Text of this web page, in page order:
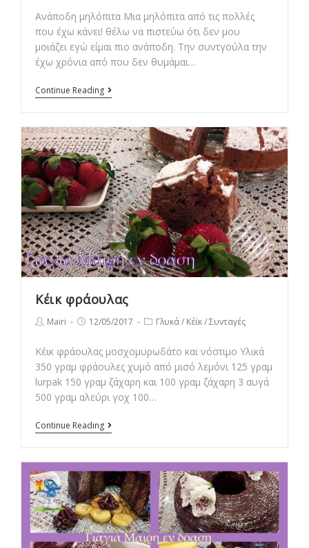
Ανάποδη μηλόπιτα Μια μηλόπιτα από τις πολλές
που έχω κάνει! θέλω να πιστεύω ότι δεν μου
μοιάζει εγώ είμαι πιο ανάποδη. Την συντγούλα την
έχω χρόνια από που δεν θυμάμαι…
Continue Reading Ανάποδη
Κέικ φράουλας
PostMairi
Post12/05/2017
PostΓλυκά/ Κέϊκ/Συνταγές
Κέικ φράουλας μοσχομυρωδάτο και νόστιμο Υλικά
350 γραμ φράουλες χυμό από μισό λεμόνι 125 γραμ
lurpak 150 γραμ ζάχαρη και 100 γραμ ζάχαρη 3 αυγά
500 γραμ αλεύρι γοχ 100…
Continue Reading Κέικ